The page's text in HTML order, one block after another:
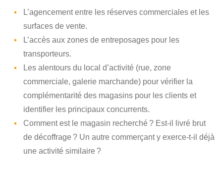
L’agencement entre les réserves commerciales et les
surfaces de vente.
L’accès aux zones de entreposages pour les
transporteurs.
Les alentours du local d’activité (rue, zone
commerciale, galerie marchande) pour vérifier la
complémentarité des magasins pour les clients et
identifier les principaux concurrents.
Comment est le magasin recherché ? Est-il livré brut
de décoffrage ? Un autre commerçant y exerce-t-il déjà
une activité similaire ?